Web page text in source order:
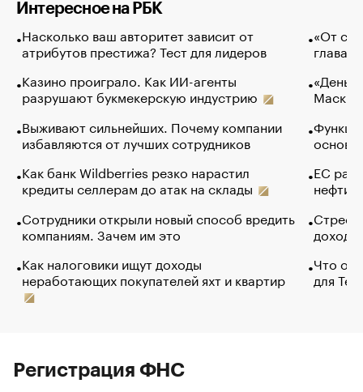
Интересное на РБК
Насколько ваш авторитет зависит от
атрибутов престижа? Тест для лидеров
Казино проиграло. Как ИИ-агенты
разрушают букмекерскую индустрию
Выживают сильнейших. Почему компании
избавляются от лучших сотрудников
Как банк Wildberries резко нарастил
кредиты селлерам до атак на склады
Сотрудники открыли новый способ вредить
компаниям. Зачем им это
Как налоговики ищут доходы
неработающих покупателей яхт и квартир
«От
глава
Маск в
основ
ЕС
нефти
Что
для
Регистрация ФНС